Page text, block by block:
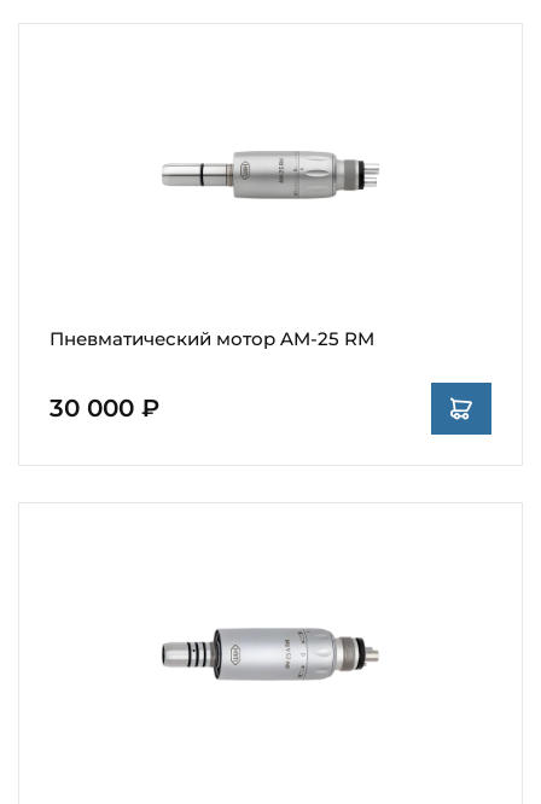
Пневматический мотор AM-25 RM
30 000 ₽